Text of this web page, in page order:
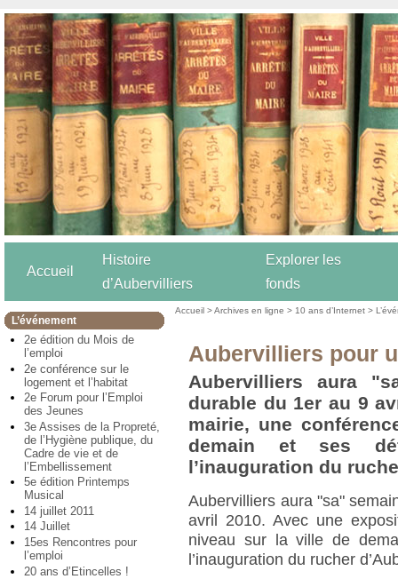
Accueil
Histoire
d’Aubervilliers
Explorer les
fonds
L’événement
2e édition du Mois de
l’emploi
2e conférence sur le
logement et l’habitat
2e Forum pour l’Emploi
des Jeunes
3e Assises de la Propreté,
de l’Hygiène publique, du
Cadre de vie et de
l’Embellissement
5e édition Printemps
Musical
14 juillet 2011
14 Juillet
15es Rencontres pour
l’emploi
20 ans d’Etincelles !
Accueil >Archives en ligne > 10 ans d’Internet >
Aubervilliers pour
Aubervilliers aura
durable du 1er au 9
mairie, une
demain et ses
l’inauguration du
Aubervilliers aura "sa"
avril 2010. Avec une
niveau sur la ville de
l’inauguration du rucher